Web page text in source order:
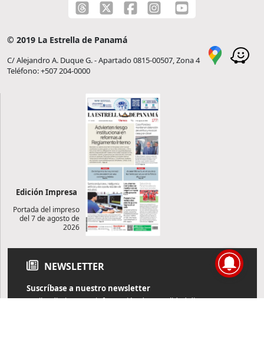
© 2019 La Estrella de Panamá
C/ Alejandro A. Duque G. - Apartado 0815-00507, Zona 4
Teléfono: +507 204-0000
Edición Impresa
Portada del impreso
del 7 de agosto de
2026
NEWSLETTER
Suscríbase a nuestro newsletter
Reciba diariamente información de actualidad directamente en